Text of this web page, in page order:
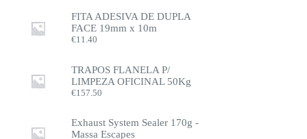
FITA ADESIVA DE DUPLA
FACE 19mm x 10m
€11.40
TRAPOS FLANELA P/
LIMPEZA OFICINAL 50Kg
€157.50
Exhaust System Sealer 170g -
Massa Escapes